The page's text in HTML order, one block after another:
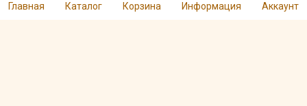
Главная Каталог Корзина Информация Аккаунт
«Сливочный сыр» от ProffSyrop и предложите клиентам вкус,